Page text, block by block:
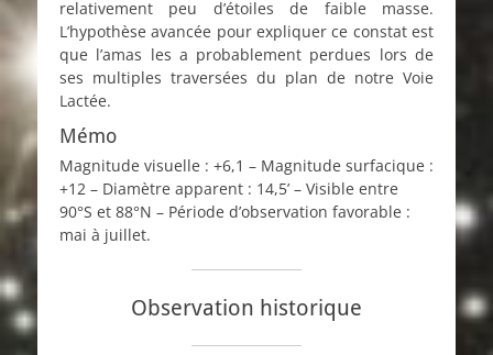
relativement peu d’étoiles de faible masse.
L’hypothèse avancée pour expliquer ce constat est
que l’amas les a probablement perdues lors de
ses multiples traversées du plan de notre Voie
Lactée.
Mémo
Magnitude visuelle : +6,1 – Magnitude surfacique :
+12 – Diamètre apparent : 14,5’ – Visible entre
90°S et 88°N – Période d’observation favorable :
mai à juillet.
Observation historique